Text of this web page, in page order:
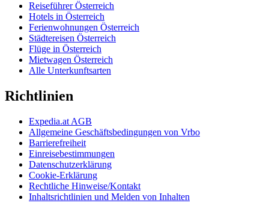
Reiseführer Österreich
Hotels in Österreich
Ferienwohnungen Österreich
Städtereisen Österreich
Flüge in Österreich
Mietwagen Österreich
Alle Unterkunftsarten
Richtlinien
Expedia.at AGB
Allgemeine Geschäftsbedingungen von Vrbo
Barrierefreiheit
Einreisebestimmungen
Datenschutzerklärung
Cookie-Erklärung
Rechtliche Hinweise/Kontakt
Inhaltsrichtlinien und Melden von Inhalten